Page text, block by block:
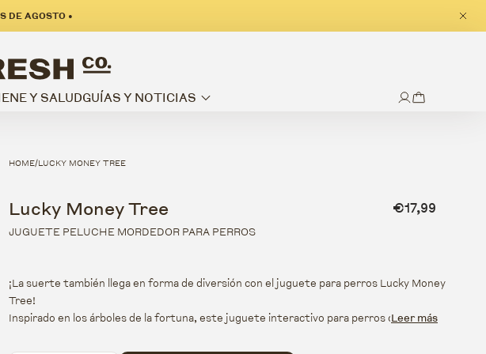
DE AGOSTO •
Y SALUDGUÍAS Y NOTICIAS
HOME/LUCKY MONEY TREE
Lucky Money Tree Precio habitual
€17,99
JUGUETE PELUCHE MORDEDOR PARA PERROS
¡La suerte también llega en forma de diversión con el juguete para perros Lucky Money
Tree!
Inspirado en los árboles de la fortuna, este juguete interactivo para perros combina
Leer más